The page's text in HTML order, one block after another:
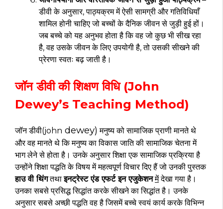
डीवी के अनुसार, पाठ्यक्रम में ऐसी सामग्री और गतिविधियाँ
शामिल होनी चाहिए जो बच्चों के दैनिक जीवन से जुड़ी हुई हों।
जब बच्चे को यह अनुभव होता है कि वह जो कुछ भी सीख रहा
है, वह उसके जीवन के लिए उपयोगी है, तो उसकी सीखने की
प्रेरणा स्वतः बढ़ जाती है।
जॉन डीवी की शिक्षण विधि (John
Dewey’s Teaching Method)
जॉन डीवी(john dewey) मनुष्य को सामाजिक प्राणी मानते थे
और वह मानते थे कि मनुष्य का विकास जाति की सामाजिक चेतना में
भाग लेने से होता है। उनके अनुसार शिक्षा एक सामाजिक प्रक्रिया है
उन्होंने शिक्षा पद्धति के विषय में महत्वपूर्ण विचार दिए हैं जो उनकी पुस्तक
हाउ वी थिंगतथाइनट्रेस्ट एंड एफर्ट इन एजुकेशन मेंदेखा गया है।
उनका सबसे प्रसिद्ध सिद्धांत करके सीखने का सिद्धांत है। उनके
अनुसार सबसे अच्छी पद्धति वह है जिसमें बच्चे स्वयं कार्य करके विभिन्न